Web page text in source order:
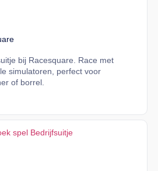
bij Racesquare. Race met
simulatoren, perfect voor
of borrel.